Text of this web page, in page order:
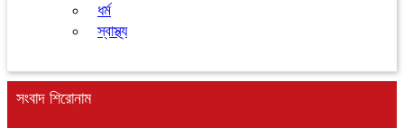
ধর্ম
স্বাস্থ্য
সংবাদ শিরোনাম